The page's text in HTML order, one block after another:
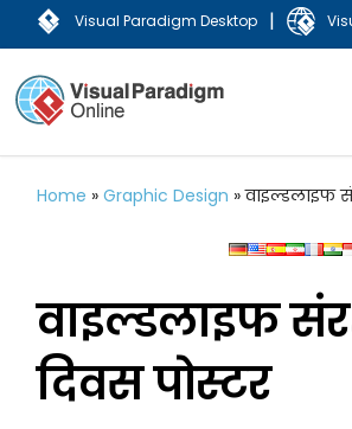
Visual Paradigm Desktop |
Home »Graphic Design »वाइल्डलाइफ
वाइल्डलाइफ
दिवस पोस्टर